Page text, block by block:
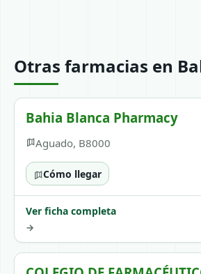
Otras farmacias en
Bahia Blanca Pharmacy
Aguado, B8000
Cómo llegar
Ver ficha completa
→